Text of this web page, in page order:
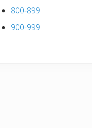
800-899
900-999